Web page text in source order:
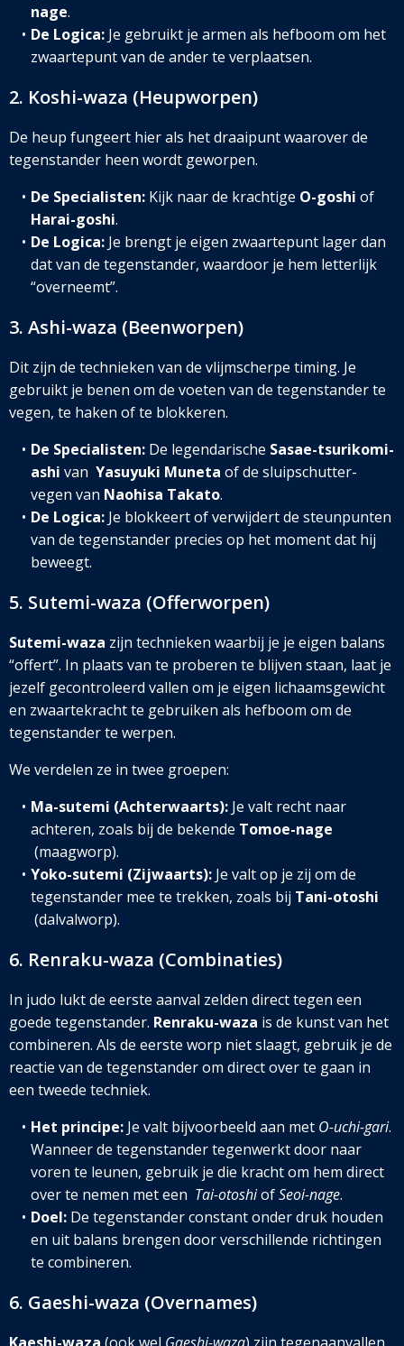
nage.
De Logica:Je gebruikt je armen als hefboom om het
zwaartepunt van de ander te verplaatsen.
2. Koshi-waza (Heupworpen)
De heup fungeert hier als het draaipunt waarover de
tegenstander heen wordt geworpen.
De Specialisten:Kijk naar de krachtige O-goshi of
Harai-goshi.
De Logica:Je brengt je eigen zwaartepunt lager dan
dat van de tegenstander, waardoor je hem letterlijk
“overneemt”.
3. Ashi-waza (Beenworpen)
Dit zijn de technieken van de vlijmscherpe timing. Je
gebruikt je benen om de voeten van de tegenstander te
vegen, te haken of te blokkeren.
De Specialisten:De legendarische Sasae-tsurikomi-
ashi van Yasuyuki Muneta of de sluipschutter-
vegen van Naohisa Takato.
De Logica:Je blokkeert of verwijdert de steunpunten
van de tegenstander precies op het moment dat hij
beweegt.
5. Sutemi-waza (Offerworpen)
Sutemi-waza zijn technieken waarbij je je eigen balans
“offert”. In plaats van te proberen te blijven staan, laat je
jezelf gecontroleerd vallen om je eigen lichaamsgewicht
en zwaartekracht te gebruiken als hefboom om de
tegenstander te werpen.
We verdelen ze in twee groepen:
Ma-sutemi (Achterwaarts):Je valt recht naar
achteren, zoals bij de bekende Tomoe-nage
(maagworp).
Yoko-sutemi (Zijwaarts):Je valt op je zij om de
tegenstander mee te trekken, zoals bij Tani-otoshi
(dalvalworp).
6. Renraku-waza (Combinaties)
In judo lukt de eerste aanval zelden direct tegen een
goede tegenstander. Renraku-waza is de kunst van het
combineren. Als de eerste worp niet slaagt, gebruik je de
reactie van de tegenstander om direct over te gaan in
een tweede techniek.
Het principe:Je valt bijvoorbeeld aan met O-uchi-gari.
Wanneer de tegenstander tegenwerkt door naar
voren te leunen, gebruik je die kracht om hem direct
over te nemen met een Tai-otoshiofSeoi-nage.
Doel:De tegenstander constant onder druk houden
en uit balans brengen door verschillende richtingen
te combineren.
6. Gaeshi-waza (Overnames)